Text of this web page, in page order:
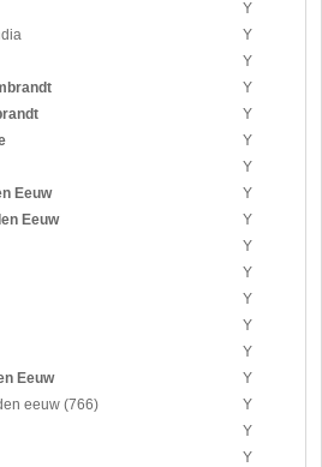
Y
Y
Y
Y
Y
Y
Y
Eeuw
Y
Eeuw
Y
Y
Y
Y
Y
Y
Eeuw
Y
eeuw (766)
Y
Y
Y